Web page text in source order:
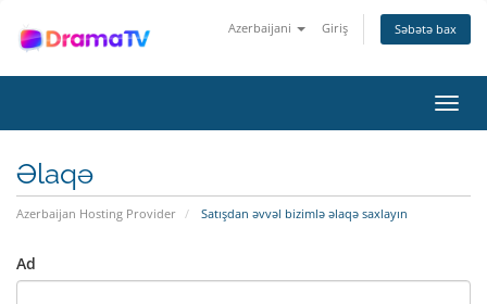
Azerbaijani Giriş Səbətə bax
keçid
Əlaqə
Azerbaijan Hosting Provider Satışdan əvvəl bizimlə əlaqə saxlayın
Ad